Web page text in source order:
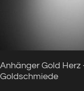
Anhänger Gold
Goldschmiede